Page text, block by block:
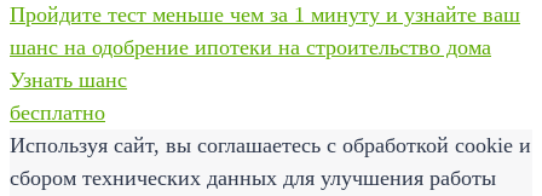
Пройдите тест меньше чем за 1 минуту и узнайте ваш
шанс на одобрение ипотеки на строительство дома
Узнать шанс
бесплатно
Используя сайт, вы соглашаетесь с обработкой cookie и
сбором технических данных для улучшения работы